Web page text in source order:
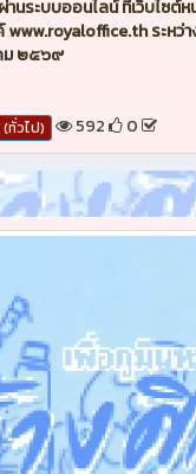
นระบบออนไลน์ ที่เว็บไซต์ห
www.royaloffice.th ระหว่
ม ๒๕๖๙
ทั่วไป) 592 0